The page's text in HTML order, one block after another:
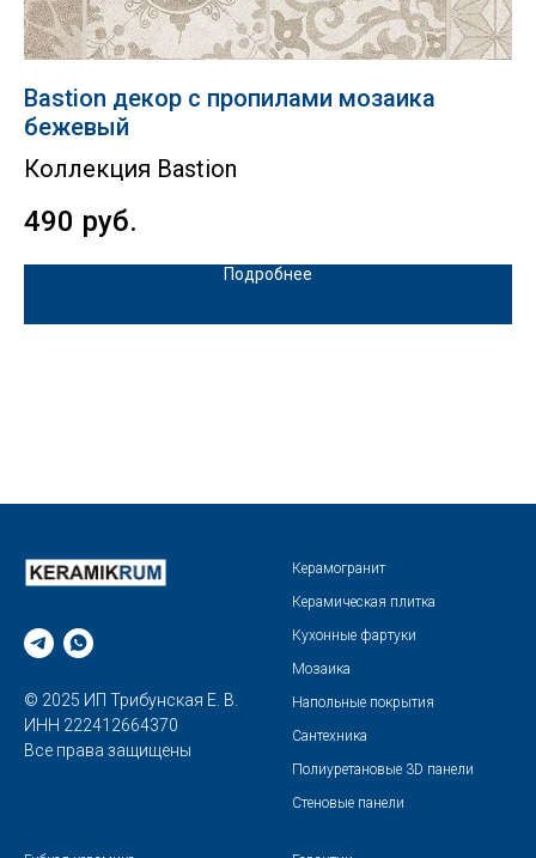
Bastion декор с пропилами мозаика
бежевый
Коллекция Bastion
490 руб.
Подробнее
© 2025 ИП Трибунская Е. В.
ИНН 222412664370
Все права защищены
Керамогранит
Керамическая плитка
Кухонные фартуки
Мозаика
Напольные покрытия
Сантехника
Полиуретановые 3D панели
Стеновые панели